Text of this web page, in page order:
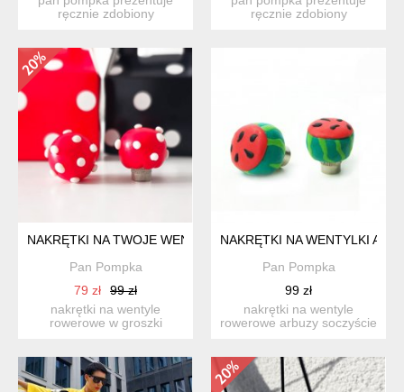
ręcznie zdobiony
ręcznie zdobiony
NAKRĘTKI NA TWOJE WENTYLKI CZERWONE W GROSZKI
Pan Pompka
79 zł
99 zł
nakrętki na wentyle
rowerowe w groszki
NAKRĘTKI NA WENTYLKI
Pan Pompka
99 zł
nakrętki na wentyle
rowerowe arbuzy soczyście